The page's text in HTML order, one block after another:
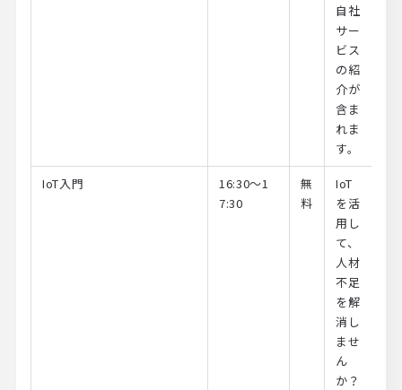
自社
サー
ビス
の紹
介が
含ま
れま
す。
IoT入門
16:30～1
7:30
無
料
IoT
を活
用し
て、
人材
不足
を解
消し
ませ
ん
か？